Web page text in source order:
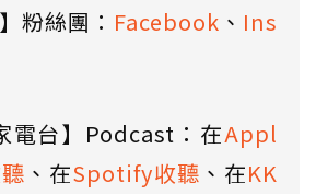
粉絲團： Facebook 、 Ins
電台】Podcast：在Appl
、在Spotify收聽 、在KK